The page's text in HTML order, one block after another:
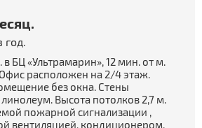
год.
БЦ «Ультрамарин», 12 мин. от м.
расположен на 2/4 этаж.
без окна. Стены
Высота потолков 2,7 м.
пожарной сигнализации ,
вентиляцией, кондиционером.